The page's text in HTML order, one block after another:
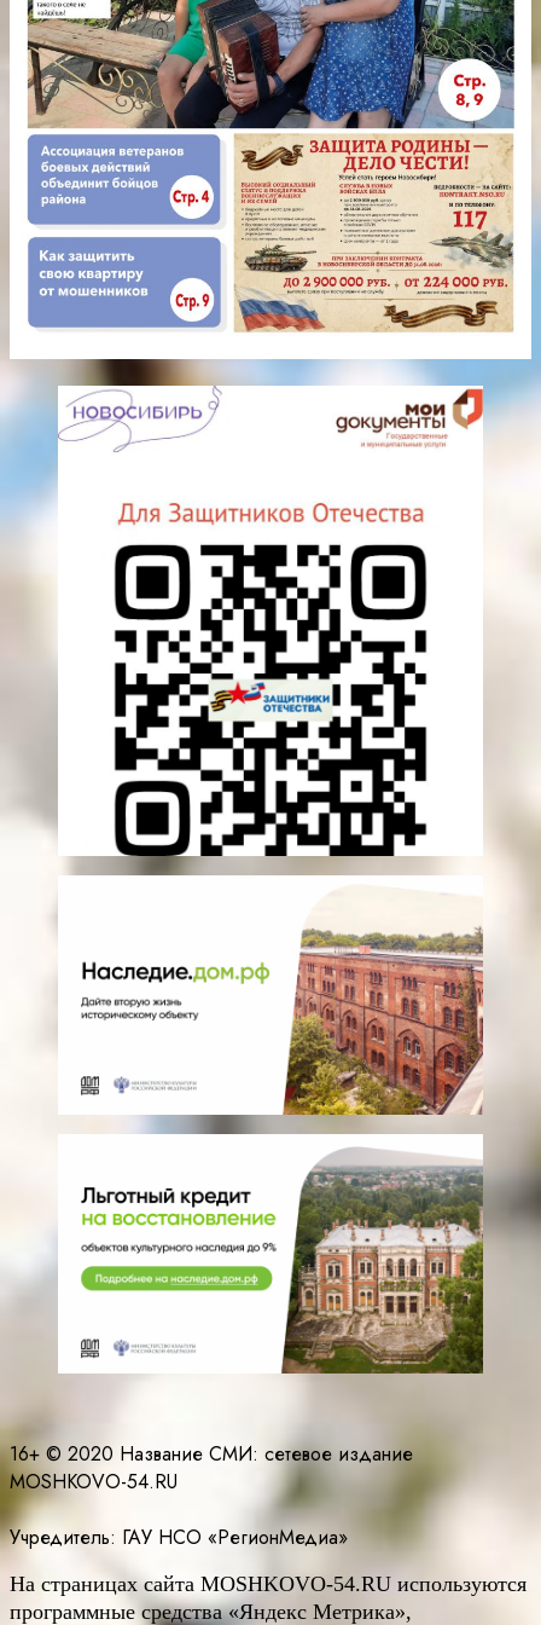
16+ © 2020 Название СМИ: cетевое издание
MOSHKOVO-54.RU
Учредитель: ГАУ НСО «РегионМедиа»
На страницах сайта MOSHKOVO-54.RU используются
программные средства «Яндекс Метрика»,